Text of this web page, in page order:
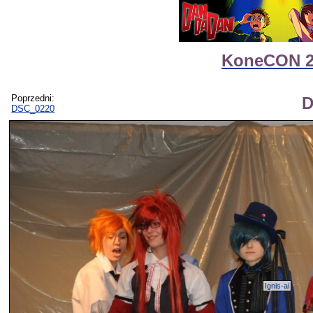
KoneCON
Poprzedni:
DSC_0220
Ignis-ai